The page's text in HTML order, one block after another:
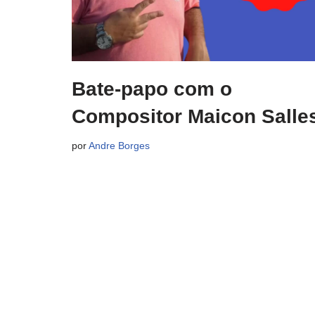
Bate-papo com o
Compositor Maicon
porAndre Borges